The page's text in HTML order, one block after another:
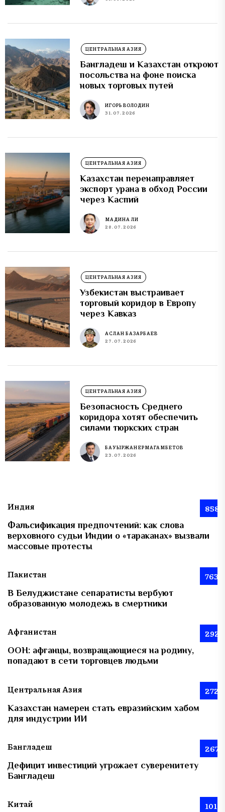
ЦЕНТРАЛЬНАЯ АЗИЯ
Бангладеш и Казахстан откроют
посольства на фоне поиска
новых торговых путей
ИГОРЬ ВОЛОДИН
31.07.2026
ЦЕНТРАЛЬНАЯ АЗИЯ
Казахстан перенаправляет
экспорт урана в обход России
через Каспий
МАДИНА ЛИ
28.07.2026
ЦЕНТРАЛЬНАЯ АЗИЯ
Узбекистан выстраивает
торговый коридор в Европу
через Кавказ
АСЛАН БАЗАРБАЕВ
27.07.2026
ЦЕНТРАЛЬНАЯ АЗИЯ
Безопасность Среднего
коридора хотят обеспечить
силами тюркских стран
БАУЫРЖАН ЕРМАГАМБЕТОВ
23.07.2026
Индия 858
Фальсификация предпочтений: как слова
верховного судьи Индии о «тараканах» вызвали
массовые протесты
Пакистан 763
В Белуджистане сепаратисты вербуют
образованную молодежь в смертники
Афганистан 292
ООН: афганцы, возвращающиеся на родину,
попадают в сети торговцев людьми
Центральная Азия 272
Казахстан намерен стать евразийским хабом
для индустрии ИИ
Бангладеш 267
Дефицит инвестиций угрожает суверенитету
Бангладеш
Китай 101